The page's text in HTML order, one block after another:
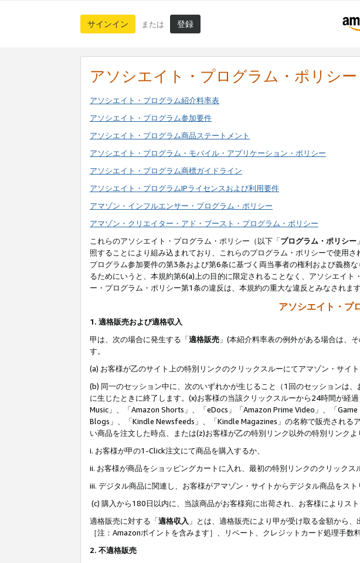
サインイン または 登録
アソシエイト・プログラム・ポリシー
アソシエイト・プログラム紹介料率表
アソシエイト・プログラム参加要件
アソシエイト・プログラム商品ステートメント
アソシエイト・プログラム・モバイル・アプリケーション・ポリシー
アソシエイト・プログラム商標ガイドライン
アソシエイト・プログラムIPライセンスおよび利用要件
アマゾン・インフルエンサー・プログラム・ポリシー
アマゾン・クリエイター・アド・ブースト・プログラム・ポリシー
これらのアソシエイト・プログラム・ポリシー（以下「プログラム・ポリシー
照することにより組み込まれており、これらのプログラム・ポリシーで使用
プログラム参加要件の第3条および第6条に基づく両当事者の権利および義務
るためにいうと、本規約第6(a)上の目的に限定されることなく、アソシエイ
ー・プログラム・ポリシー第1条の違反は、本規約の重大な違反とみなされます
アソシエイト・プ
1. 適格販売および適格収入
甲は、次の場合に発生する「適格販売 」(本紹介料率表の例外がある場合は、
す。
(a) お客様が乙のサイト上の特別リンクのクリックスルーにてアマゾン・サイト
(b) 同一のセッション中に、次のいずれかが生じること（1回のセッションは
に生じたときに終了します。(x)お客様の当該クリックスルーから24時間が経
Music」、「Amazon Shorts」、「eDocs」「Amazon Prime Video」、「
Blogs」、「Kindle Newsfeeds」、「Kindle Magazines」の名称で販売される
い商品を注文した時点、または(z)お客様が乙の特別リンク以外の特別リンク
i. お客様が甲の1-Click注文にて商品を購入するか、
ii. お客様が商品をショッピングカートに入れ、最初の特別リンクのクリック
iii. デジタル商品に関連し、お客様がアマゾン・サイトからデジタル商品をス
(c) 購入から180日以内に、当該商品がお客様宛に出荷され、お客様によりス
適格販売に対する「適格収入 」とは、適格販売により甲が受け取る金額から
［注：Amazonポイントを含みます］、リベート、クレジットカード処理手数
2. 不適格販売